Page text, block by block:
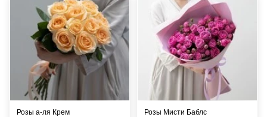
Розы а-ля Крем Розы Мисти Баблс